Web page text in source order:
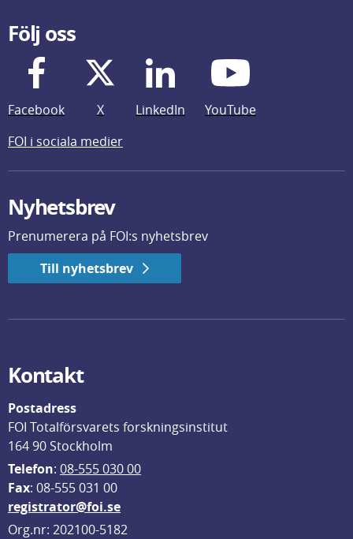
Följ oss
Facebook X LinkedIn
YouTube
FOI i sociala medier
Nyhetsbrev
Prenumerera på FOI:s nyhetsbrev
Till nyhetsbrev
Kontakt
Postadress
FOI Totalförsvarets forskningsinstitut
164 90 Stockholm
Telefon: 08-555 030 00
Fax: 08-555 031 00
registrator@foi.se
Org.nr: 202100-5182